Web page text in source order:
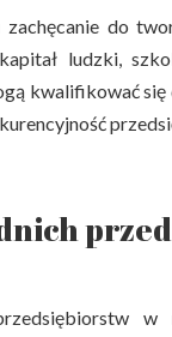
do
ludzki,
kwalifikować się
w